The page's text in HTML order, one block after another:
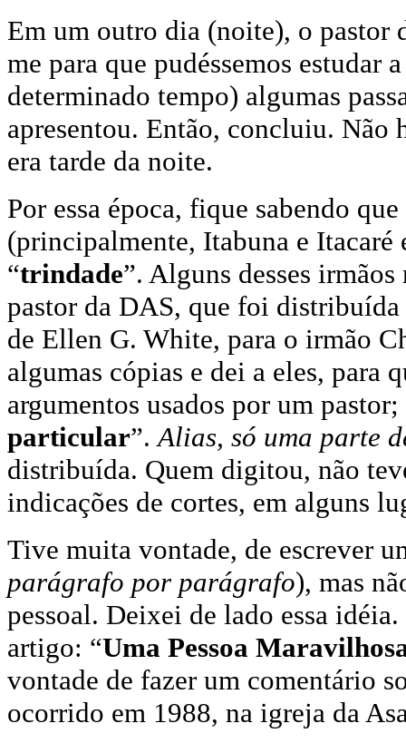
Em um outro dia (noite), o pastor
me para que pudéssemos
determinado tempo) algumas
apresentou. Então, concluiu. Não
era tarde da noite.
Por essa época, fique sabendo
(principalmente, Itabuna e Itacaré
“trindade”. Alguns desses
pastor da DAS, que foi
de Ellen G. White, para o irmão
algumas cópias e dei a eles, para
argumentos usados por um
particular”.Alias, só uma parte
distribuída. Quem digitou, não
indicações de cortes, em alguns
Tive muita vontade, de escrever
parágrafo por parágrafo), mas
pessoal. Deixei de lado essa
artigo: “Uma Pessoa
vontade de fazer um comentário
ocorrido em 1988, na igreja da